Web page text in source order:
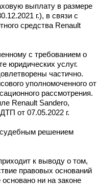
выплату в размере
г.), в связи с
средства Renault
с требованием о
юридических услуг.
частично.
уполномоченного от
рассмотрения.
Renault Sandero,
от 07.05.2022 г.
судебным решением
к выводу о том,
правовых оснований
ни на законе